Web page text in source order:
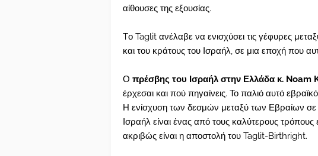
αίθουσες της εξουσίας.
Tο Taglit ανέλαβε να ενισχύσει τις γέφυρες
και του κράτους του Ισραήλ, σε μια εποχή που
Ο πρέσβης του Ισραήλ στην Ελλάδα κ. Noam
έρχεσαι και πού πηγαίνεις. Το παλιό αυτό
Η ενίσχυση των δεσμών μεταξύ των Εβραίων σε
Ισραήλ είναι ένας από τους καλύτερους τρόπους
ακριβώς είναι η αποστολή του Taglit-Birthright.